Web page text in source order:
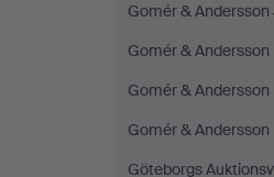
Gomér &
Gomér & Andersson
Gomér &
Gomér &
Göteborgs